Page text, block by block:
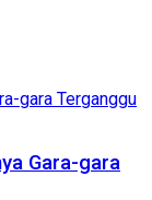
Gara-gara